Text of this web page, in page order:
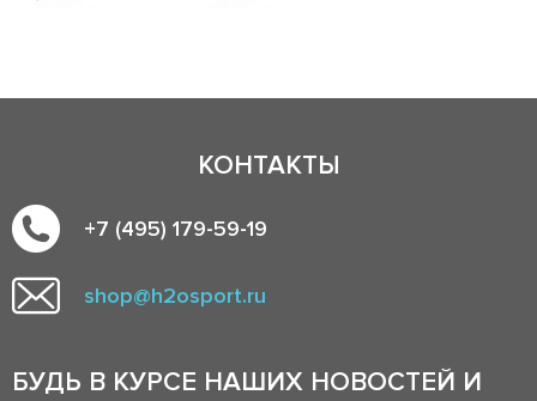
КОНТАКТЫ
+7 (495) 179-59-19
shop@h2osport.ru
БУДЬ В КУРСЕ НАШИХ НОВОСТЕЙ И